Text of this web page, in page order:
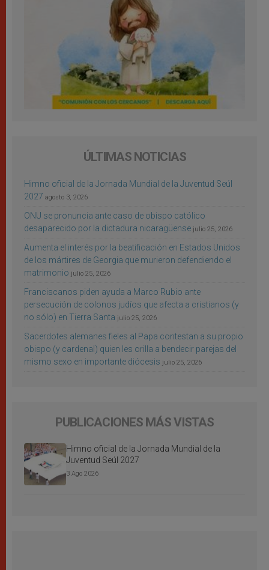
ÚLTIMAS NOTICIAS
Himno oficial de la Jornada Mundial de la Juventud Seúl
2027 agosto 3, 2026
ONU se pronuncia ante caso de obispo católico
desaparecido por la dictadura nicaragüense julio 25, 2026
Aumenta el interés por la beatificación en Estados Unidos
de los mártires de Georgia que murieron defendiendo el
matrimonio julio 25, 2026
Franciscanos piden ayuda a Marco Rubio ante
persecución de colonos judíos que afecta a cristianos (y
no sólo) en Tierra Santa julio 25, 2026
Sacerdotes alemanes fieles al Papa contestan a su propio
obispo (y cardenal) quien les orilla a bendecir parejas del
mismo sexo en importante diócesis julio 25, 2026
PUBLICACIONES MÁS VISTAS
Himno oficial de la Jornada Mundial de la
Juventud Seúl 2027
3 Ago 2026